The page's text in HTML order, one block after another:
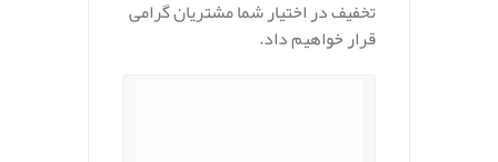
تخفیف در اختیار شما مشتریان گرامی
قرار خواهیم داد.